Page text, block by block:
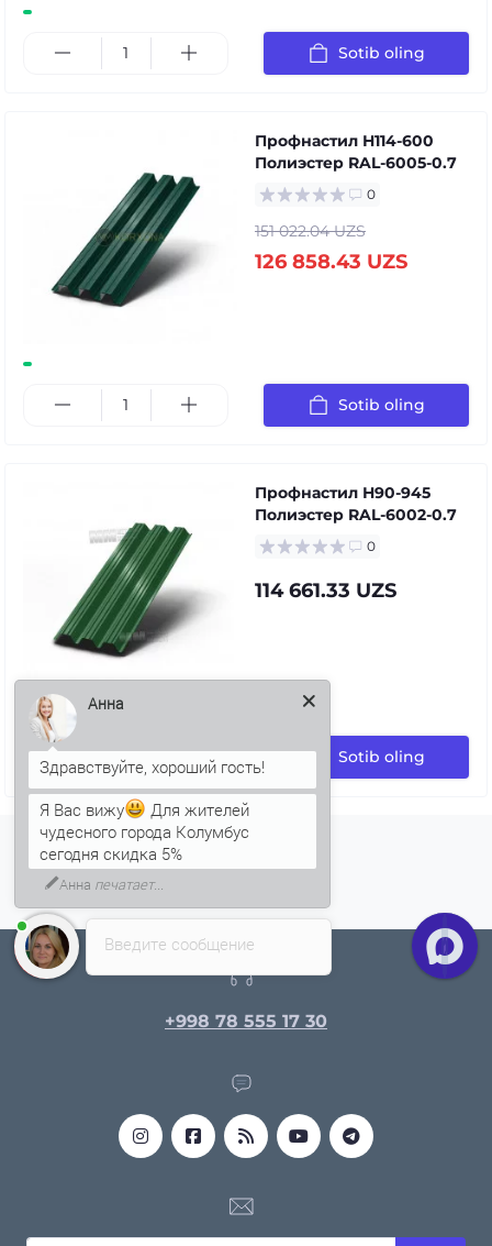
Sotib oling
Профнастил Н114-600
Полиэстер RAL-6005-0.7
0
151 022.04 UZS
126 858.43 UZS
Sotib oling
Профнастил Н90-945
Полиэстер RAL-6002-0.7
0
114 661.33 UZS
Sotib oling
+998 78 555 17 30
Введите сообщение
Анна
Я Вас вижу
Для жителей
чудесного города Колумбус
сегодня скидка 5%
Анна печатает...